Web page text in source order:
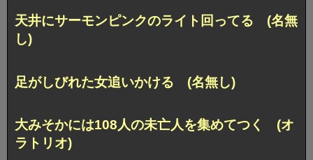
天井にサーモンピンクのライト回ってる (名無
し)
足がしびれた女追いかける (名無し)
大みそかには108人の未亡人を集めてつく (オ
ラトリオ)